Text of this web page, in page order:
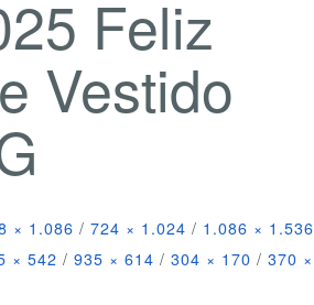
Feliz
Vestido
× 1.086 / 724 × 1.024 / 1.086 × 1.536
× 542 / 935 × 614 / 304 × 170 / 370 ×